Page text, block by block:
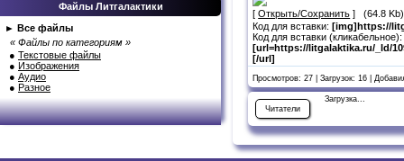
Файлы Литгалактики
► Все файлы
« Файлы по категориям »
● Текстовые файлы
● Изображения
● Аудио
● Разное
[Открыть/Сохранить ] (64.8 Kb)
Код для вставки: [img]https://
Код для вставки (кликабельное):
[url=https://litgalaktika.ru/_ld/
[/url]
Просмотров: 27 | Загрузок: 16 |
Читатели
Загрузка...